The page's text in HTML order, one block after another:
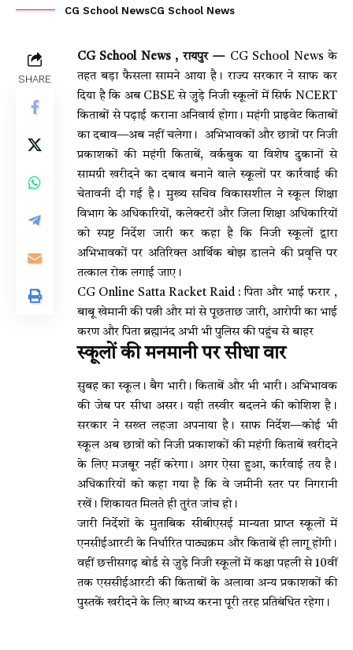
CG School NewsCG School News
SHARE
CG School News , रायपुर —CG School News के
तहत बड़ा फैसला सामने आया है। राज्य सरकार ने साफ कर
दिया है कि अब CBSE से जुड़े निजी स्कूलों में सिर्फ NCERT
किताबों से पढ़ाई कराना अनिवार्य होगा। महंगी प्राइवेट किताबों
का दबाव—अब नहीं चलेगा। अभिभावकों और छात्रों पर निजी
प्रकाशकों की महंगी किताबें, वर्कबुक या विशेष दुकानों से
सामग्री खरीदने का दबाव बनाने वाले स्कूलों पर कार्रवाई की
चेतावनी दी गई है। मुख्य सचिव विकासशील ने स्कूल शिक्षा
विभाग के अधिकारियों, कलेक्टरों और जिला शिक्षा अधिकारियों
को स्पष्ट निर्देश जारी कर कहा है कि निजी स्कूलों द्वारा
अभिभावकों पर अतिरिक्त आर्थिक बोझ डालने की प्रवृत्ति पर
तत्काल रोक लगाई जाए।
CG Online Satta Racket Raid : पिता और भाई फरार ,
बाबू खेमानी की पत्नी और मां से पूछताछ जारी, आरोपी का भाई
करण और पिता ब्रह्मानंद अभी भी पुलिस की पहुंच से बाहर
स्कूलों की मनमानी पर सीधा वार
सुबह का स्कूल। बैग भारी। किताबें और भी भारी। अभिभावक
की जेब पर सीधा असर। यही तस्वीर बदलने की कोशिश है।
सरकार ने सख्त लहजा अपनाया है। साफ निर्देश—कोई भी
स्कूल अब छात्रों को निजी प्रकाशकों की महंगी किताबें खरीदने
के लिए मजबूर नहीं करेगा। अगर ऐसा हुआ, कार्रवाई तय है।
अधिकारियों को कहा गया है कि वे जमीनी स्तर पर निगरानी
रखें। शिकायत मिलते ही तुरंत जांच हो।
जारी निर्देशों के मुताबिक सीबीएसई मान्यता प्राप्त स्कूलों में
एनसीईआरटी के निर्धारित पाठ्यक्रम और किताबें ही लागू होंगी।
वहीं छत्तीसगढ़ बोर्ड से जुड़े निजी स्कूलों में कक्षा पहली से 10वीं
तक एससीईआरटी की किताबों के अलावा अन्य प्रकाशकों की
पुस्तकें खरीदने के लिए बाध्य करना पूरी तरह प्रतिबंधित रहेगा।